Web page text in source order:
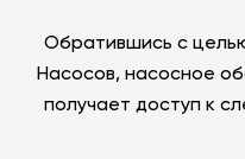
Обратившись с
Насосов, насосное
получает доступ к